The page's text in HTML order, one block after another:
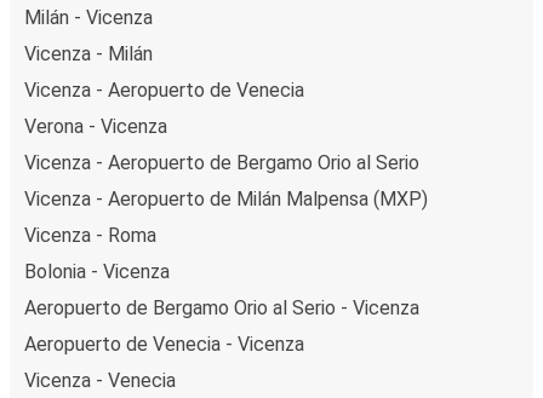
Milán - Vicenza
Vicenza - Milán
Vicenza - Aeropuerto de Venecia
Verona - Vicenza
Vicenza - Aeropuerto de Bergamo Orio al Serio
Vicenza - Aeropuerto de Milán Malpensa (MXP)
Vicenza - Roma
Bolonia - Vicenza
Aeropuerto de Bergamo Orio al Serio - Vicenza
Aeropuerto de Venecia - Vicenza
Vicenza - Venecia